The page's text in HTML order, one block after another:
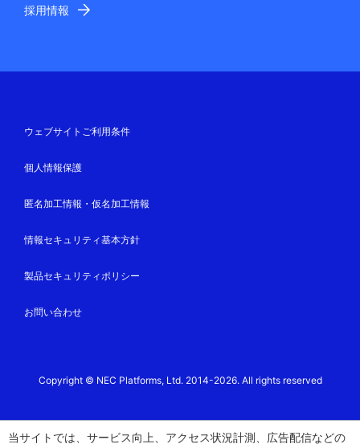
当サイトでは、サービス向上、アクセス状況計測、広告配信などの
採用情報
ウェブサイトご利用条件
個人情報保護
匿名加工情報・仮名加工情報
情報セキュリティ基本方針
製品セキュリティポリシー
お問い合わせ
Copyright © NEC Platforms, Ltd. 2014-2026. All rights reserved